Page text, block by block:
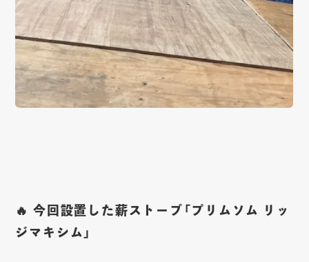
🔥 今回設置した薪ストーブ「プリムソム リッ
ジマキシム」